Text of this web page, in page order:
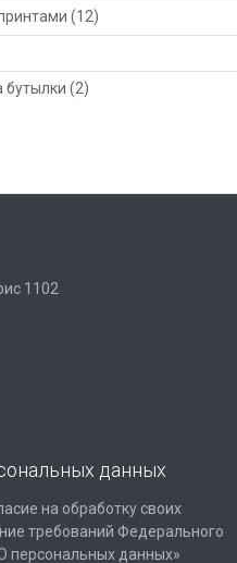
(12)
бутылки (2)
1102
данных
на обработку своих
требований Федерального
персональных данных»